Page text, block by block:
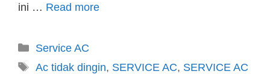
ini … Read more
Service AC
Ac tidak dingin, SERVICE AC, SERVICE AC